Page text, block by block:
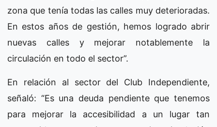
zona que tenía todas las calles muy deterioradas.
En estos años de gestión, hemos logrado abrir
nuevas calles y mejorar notablemente la
circulación en todo el sector”.
En relación al sector del Club Independiente,
señaló: “Es una deuda pendiente que tenemos
para mejorar la accesibilidad a un lugar tan